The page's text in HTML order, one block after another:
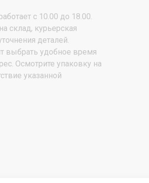
с 10.00 до 18.00.
склад, курьерская
деталей.
выбрать удобное время
Осмотрите упаковку на
указанной